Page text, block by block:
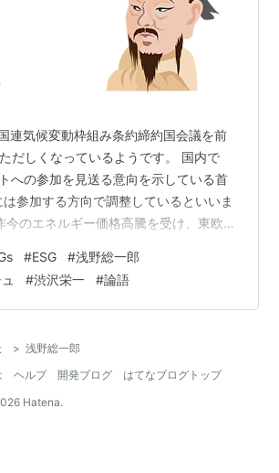
連気候変動枠組み条約締約国会議を前
だしくなっているようです。 国内で
への参加を見送る意向を示している首
参加する方向で調整しているといいま
今のエネルギー価格高騰を受け、東欧諸
作成過程における各国政府によるレビ
ラビアや日本、オーストラリアなど
の急速な脱却の必要性を控えめするよ
ロビー活動 流出文書で判明 - BBCニュ
#ESG #浅野総一郎
#渋沢栄一 #論語
> 浅野総一郎
ヘルプ 開発ブログ
はてなブログトップ
Hatena.